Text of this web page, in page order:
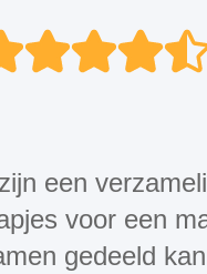
zijn een
voor een
gedeeld